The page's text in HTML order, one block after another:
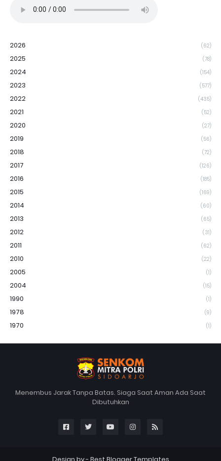
2026 (62)
2025 (78)
2024 (154)
2023 (577)
2022 (435)
2021 (52)
2020 (27)
2019 (56)
2018 (72)
2017 (126)
2016 (185)
2015 (169)
2014 (60)
2013 (65)
2012 (31)
2011 (62)
2010 (22)
2005 (1)
2004 (15)
1990 (1)
1978 (9)
1970 (1)
Menembus Jarak Tanpa Batas. Siaga Saat Aman Ada Saat
Dibutuhkan
Design by - Best Blogger Templates